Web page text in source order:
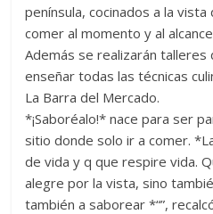
península, cocinados a la
comer al momento y al
Además se realizarán talleres
enseñar todas las técnicas
La Barra del Mercado.
*¡Saboréalo!* nace para ser
sitio donde solo ir a comer.
de vida y q que respire vida.
alegre por la vista, sino
también a saborear *“”,